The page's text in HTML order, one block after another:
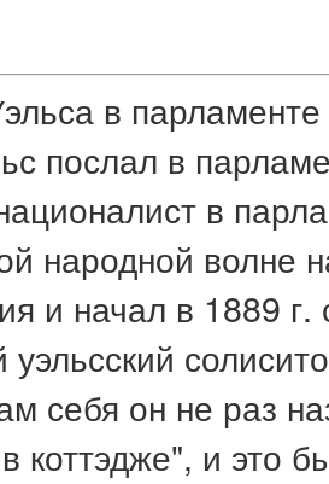
в
послал в
в
народной волне
и начал в 1889
уэльсский
себя он не раз
коттэдже", и это